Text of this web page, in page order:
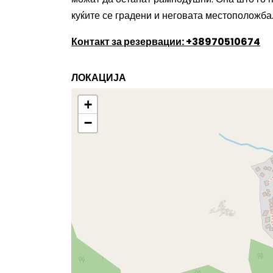
куќите се градени и неговата местоположба.
Контакт за резервации: +38970510674
ЛОКАЦИЈА
+
−